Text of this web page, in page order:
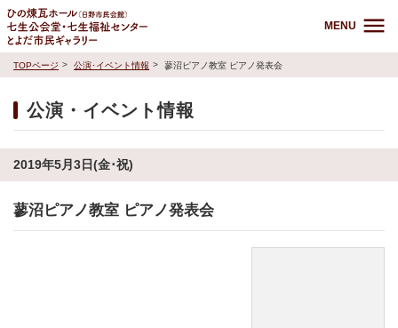
MENU
TOPページ 公演･イベント情報 蓼沼ピアノ教室 ピアノ発表会
公演・イベント情報
2019年5月3日(金･祝)
蓼沼ピアノ教室 ピアノ発表会